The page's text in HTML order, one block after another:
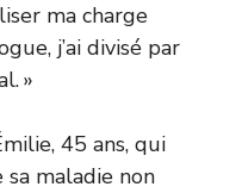
ma charge
j’ai divisé par
»
45 ans, qui
maladie non